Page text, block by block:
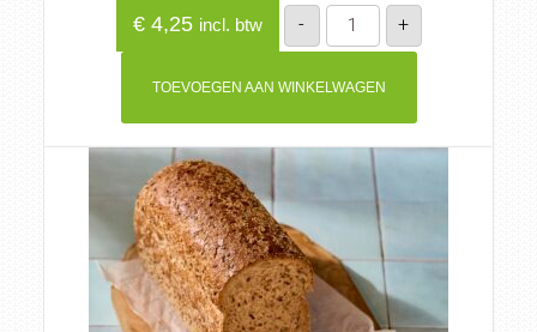
€4,25 incl. btw -
Zonnepit
volkoren
aantal
+
TOEVOEGEN AAN WINKELWAGEN